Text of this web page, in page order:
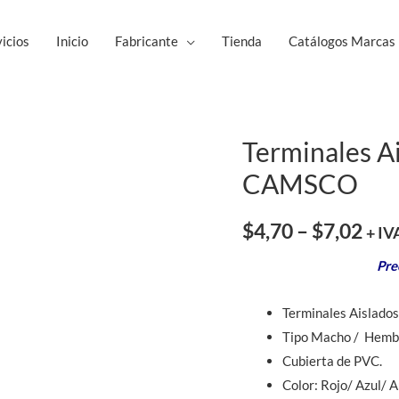
Inicio Fabricante Tienda Catálogos Marcas
Terminales
CAMSCO
$4,70– $7,02+
Terminales
Tipo Macho /
Cubierta de PVC.
Color: Rojo/ Azul/
Terminales
Macho/Hembra
CAMSCO
cantidad